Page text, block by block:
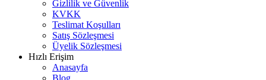
Gizlilik ve Güvenlik
KVKK
Teslimat Koşulları
Satış Sözleşmesi
Üyelik Sözleşmesi
Hızlı Erişim
Anasayfa
Blog